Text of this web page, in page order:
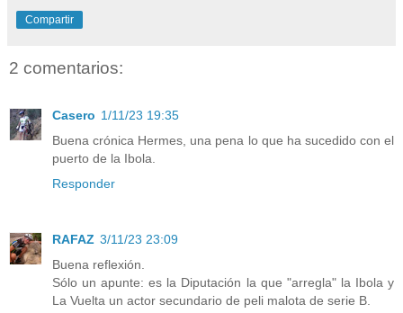
Compartir
2 comentarios:
Casero 1/11/23 19:35
Buena crónica Hermes, una pena lo que ha sucedido con el
puerto de la Ibola.
Responder
RAFAZ 3/11/23 23:09
Buena reflexión.
Sólo un apunte: es la Diputación la que "arregla" la Ibola y
La Vuelta un actor secundario de peli malota de serie B.